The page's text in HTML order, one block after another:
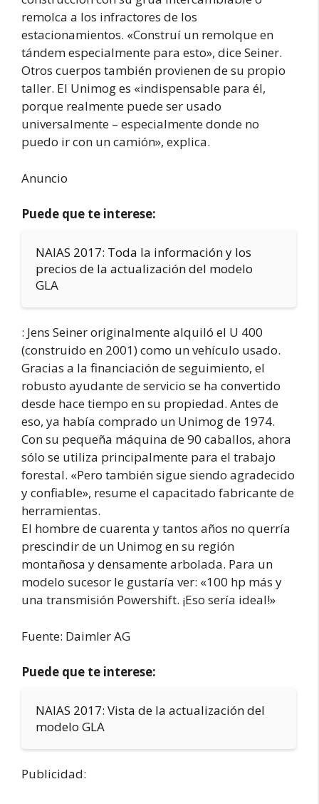
remolca a los infractores de los
estacionamientos. «Construí un remolque en
tándem especialmente para esto», dice Seiner.
Otros cuerpos también provienen de su propio
taller. El Unimog es «indispensable para él,
porque realmente puede ser usado
universalmente – especialmente donde no
puedo ir con un camión», explica.
Anuncio
Puede que te interese:
NAIAS 2017: Toda la información y los
precios de la actualización del modelo
GLA
: Jens Seiner originalmente alquiló el U 400
(construido en 2001) como un vehículo usado.
Gracias a la financiación de seguimiento, el
robusto ayudante de servicio se ha convertido
desde hace tiempo en su propiedad. Antes de
eso, ya había comprado un Unimog de 1974.
Con su pequeña máquina de 90 caballos, ahora
sólo se utiliza principalmente para el trabajo
forestal. «Pero también sigue siendo agradecido
y confiable», resume el capacitado fabricante de
herramientas.
El hombre de cuarenta y tantos años no querría
prescindir de un Unimog en su región
montañosa y densamente arbolada. Para un
modelo sucesor le gustaría ver: «100 hp más y
una transmisión Powershift. ¡Eso sería ideal!»
Fuente: Daimler AG
Puede que te interese:
NAIAS 2017: Vista de la actualización del
modelo GLA
Publicidad: